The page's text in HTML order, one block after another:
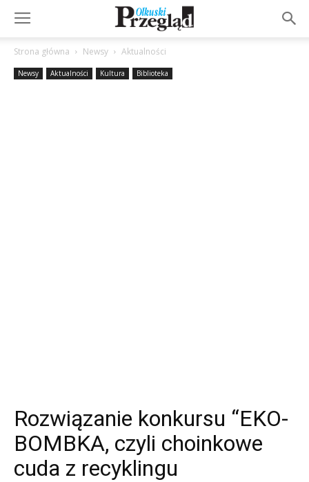
Strona główna Newsy Aktualności
Newsy Aktualności Kultura Biblioteka
Rozwiązanie konkursu “EKO-
BOMBKA, czyli choinkowe
cuda z recyklingu